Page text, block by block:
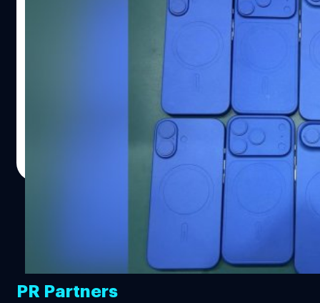
หลุดตัวอย่าง iPhone 17 Series ที่ด้านหลัง
อาจดีไซน์ด้วยวัสดุโลหะและกระจก
ในช่วงไม่กี่วันที่ผ่านมา เราได้เห็นภาพตัวอย่างของ iPhone 17
ซึ่งเผยดีไซน์แบบใหม่ที่จะเปลี่ยนไปจาก iPhone ในอดีต และ
ในวันนี้ก็มีภาพของตัวอย่าง iPhone 17 Series หลุดออกมา
| 505 days ago
PR Partners